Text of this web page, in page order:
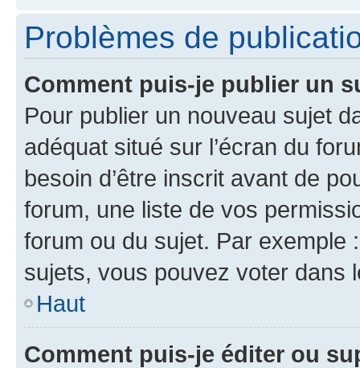
Problèmes de
Comment puis-je publier un
Pour publier un nouveau sujet
adéquat situé sur l’écran du
besoin d’être inscrit avant de
forum, une liste de vos
forum ou du sujet. Par exemple
sujets, vous pouvez voter dans
Haut
Comment puis-je éditer ou